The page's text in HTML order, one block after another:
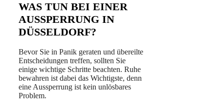
WAS TUN BEI EINER
AUSSPERRUNG IN
DÜSSELDORF?
Bevor Sie in Panik geraten und übereilte
Entscheidungen treffen, sollten Sie
einige wichtige Schritte beachten. Ruhe
bewahren ist dabei das Wichtigste, denn
eine Aussperrung ist kein unlösbares
Problem.